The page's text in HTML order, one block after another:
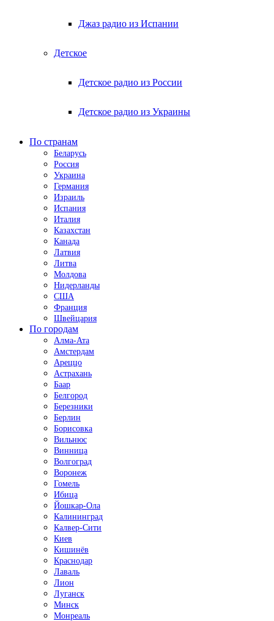
Джаз радио из Испании
Детское
Детское радио из России
Детское радио из Украины
По странам
Беларусь
Россия
Украина
Германия
Израиль
Испания
Италия
Казахстан
Канада
Латвия
Литва
Молдова
Нидерланды
США
Франция
Швейцария
По городам
Алма-Ата
Амстердам
Ареццо
Астрахань
Баар
Белгород
Березники
Берлин
Борисовка
Вильнюс
Винница
Волгоград
Воронеж
Гомель
Ибица
Йошкар-Ола
Калининград
Калвер-Сити
Киев
Кишинёв
Краснодар
Лаваль
Лион
Луганск
Минск
Монреаль